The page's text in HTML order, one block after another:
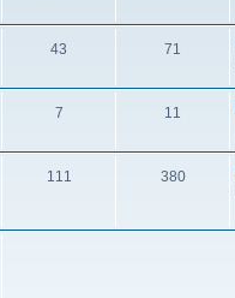
43 71
7 11
111 380